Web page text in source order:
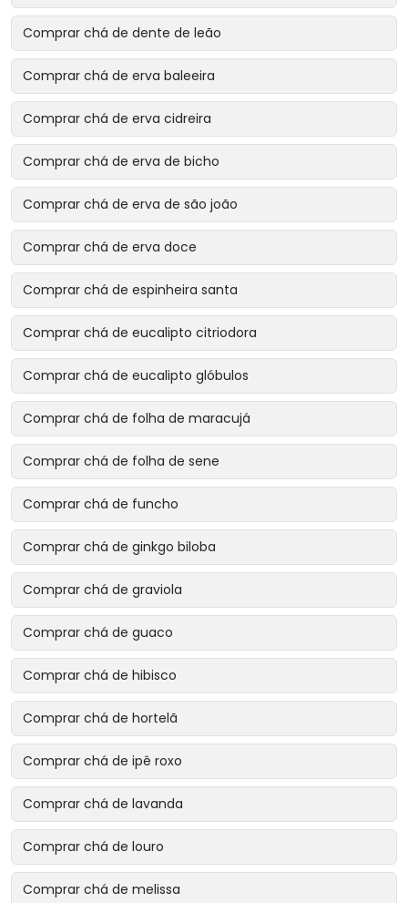
Comprar chá de dente de leão
Comprar chá de erva baleeira
Comprar chá de erva cidreira
Comprar chá de erva de bicho
Comprar chá de erva de são joão
Comprar chá de erva doce
Comprar chá de espinheira santa
Comprar chá de eucalipto citriodora
Comprar chá de eucalipto glóbulos
Comprar chá de folha de maracujá
Comprar chá de folha de sene
Comprar chá de funcho
Comprar chá de ginkgo biloba
Comprar chá de graviola
Comprar chá de guaco
Comprar chá de hibisco
Comprar chá de hortelã
Comprar chá de ipê roxo
Comprar chá de lavanda
Comprar chá de louro
Comprar chá de melissa